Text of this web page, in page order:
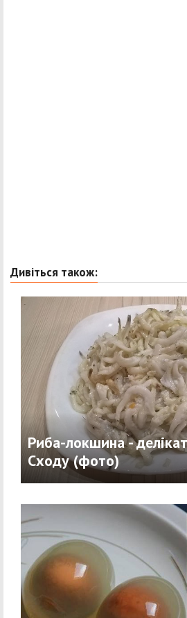
Дивіться також:
Риба-локшина -
Сходу (фото)